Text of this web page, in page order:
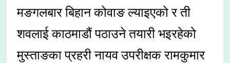
मङगलबार बिहान कोवाङ ल्याइएको र ती
शवलाई काठमाडौं पठाउने तयारी भइरहेको
मुस्ताङका प्रहरी नायव उपरीक्षक रामकुमार